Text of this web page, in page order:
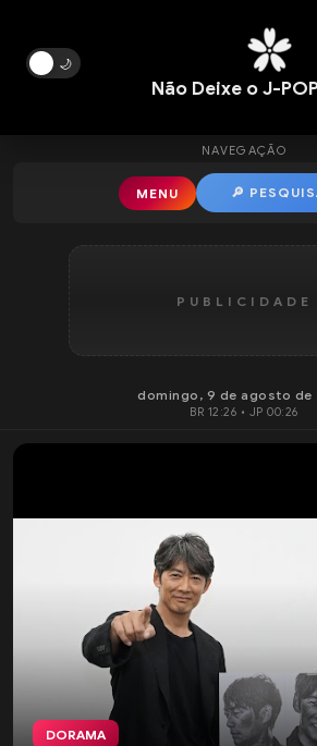
Pular para o conteúdo
🌙
Não Deixe o J-
NAVEGAÇÃO
MENU 🔎
PUBLICIDADE
domingo, 9 de agosto de
BR 12:26 • JP 00:26
DORAMA